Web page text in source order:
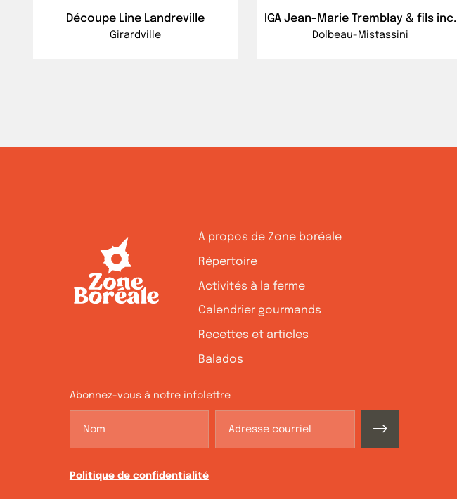
Découpe Line Landreville
Girardville
IGA Jean-Marie Tremblay & fils inc.
Dolbeau-Mistassini
À propos de Zone boréale
Répertoire
Activités à la ferme
Calendrier gourmands
Recettes et articles
Balados
Abonnez-vous à notre infolettre
Politique de confidentialité